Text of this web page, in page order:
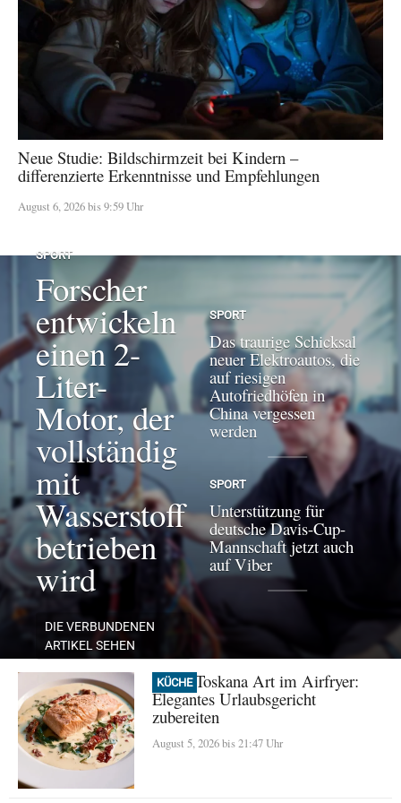
Neue Studie: Bildschirmzeit bei Kindern –
differenzierte Erkenntnisse und Empfehlungen
August 6, 2026 bis 9:59 Uhr
SPORT
Forscher
entwickeln
einen 2-
Liter-
Motor, der
vollständig
mit
Wasserstoff
betrieben
wird
DIE VERBUNDENEN
ARTIKEL SEHEN
SPORT
Das traurige Schicksal
neuer Elektroautos, die
auf riesigen
Autofriedhöfen in
China vergessen
werden
SPORT
Unterstützung für
deutsche Davis-Cup-
Mannschaft jetzt auch
auf Viber
KÜCHE
Lachs Toskana Art im Airfryer:
Elegantes Urlaubsgericht
zubereiten
August 5, 2026 bis 21:47 Uhr